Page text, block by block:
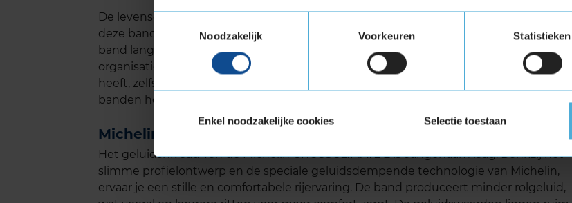
Noodzakelijk
Voorkeuren Statistieken
Enkel noodzakelijke cookies Selectie toestaan
De levensduur van de Michelin CROSSCLIMATE 2 is een van de sterke punten van
deze band. Dankzij de gelijkmatige slijtage en het duurzame rubbermengsel kan de
band langer mee dan veel andere all season-banden. Tests van onafhankelijke
organisaties, zoals de ANWB en ADAC, tonen aan dat de band een lange levensduur
heeft, zelfs onder zware omstandigheden. Dit betekent dat je minder snel nieuwe
banden hoeft te kopen, wat zowel kostenbesparend als milieuvriendelijk is.
Michelin CROSSCLIMATE 2 geluid
Het geluidsniveau van de Michelin CROSSCLIMATE 2 is aangenaam laag. Dankzij het
slimme profielontwerp en de speciale geluidsdempende technologie van Michelin,
ervaar je een stille en comfortabele rijervaring. De band produceert minder rolgeluid,